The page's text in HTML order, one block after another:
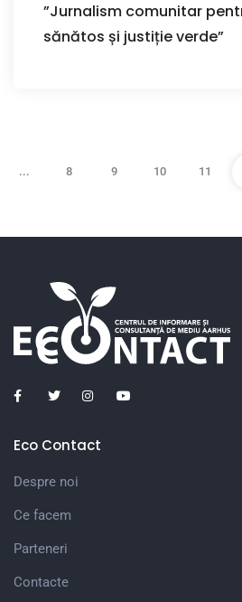
”Jurnalism comunitar
sănătos și justiție verde”
... 8 9 10 11
Eco Contact
Despre noi
Ce facem
Parteneri
Contacte